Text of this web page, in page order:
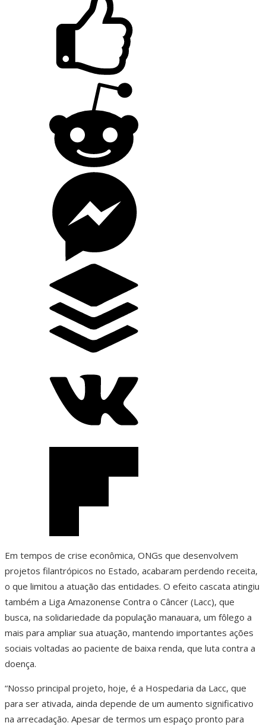
Em tempos de crise econômica, ONGs que desenvolvem
projetos filantrópicos no Estado, acabaram perdendo receita,
o que limitou a atuação das entidades. O efeito cascata atingiu
também a Liga Amazonense Contra o Câncer (Lacc), que
busca, na solidariedade da população manauara, um fôlego a
mais para ampliar sua atuação, mantendo importantes ações
sociais voltadas ao paciente de baixa renda, que luta contra a
doença.
“Nosso principal projeto, hoje, é a Hospedaria da Lacc, que
para ser ativada, ainda depende de um aumento significativo
na arrecadação. Apesar de termos um espaço pronto para